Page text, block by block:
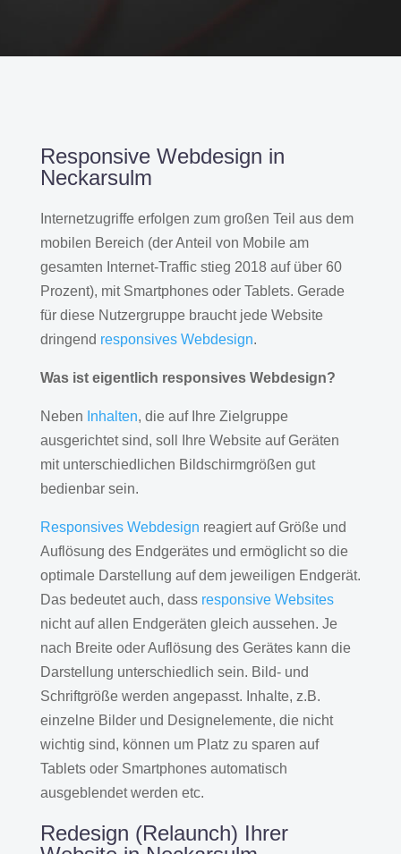
Responsive Webdesign in
Neckarsulm
Internetzugriffe erfolgen zum großen Teil aus dem
mobilen Bereich (der Anteil von Mobile am
gesamten Internet-Traffic stieg 2018 auf über 60
Prozent), mit Smartphones oder Tablets. Gerade
für diese Nutzergruppe braucht jede Website
dringend responsives Webdesign.
Was ist eigentlich responsives Webdesign?
Neben Inhalten, die auf Ihre Zielgruppe
ausgerichtet sind, soll Ihre Website auf Geräten
mit unterschiedlichen Bildschirmgrößen gut
bedienbar sein.
Responsives Webdesign reagiert auf Größe und
Auflösung des Endgerätes und ermöglicht so die
optimale Darstellung auf dem jeweiligen Endgerät.
Das bedeutet auch, dass responsive Websites
nicht auf allen Endgeräten gleich aussehen. Je
nach Breite oder Auflösung des Gerätes kann die
Darstellung unterschiedlich sein. Bild- und
Schriftgröße werden angepasst. Inhalte, z.B.
einzelne Bilder und Designelemente, die nicht
wichtig sind, können um Platz zu sparen auf
Tablets oder Smartphones automatisch
ausgeblendet werden etc.
Redesign (Relaunch) Ihrer